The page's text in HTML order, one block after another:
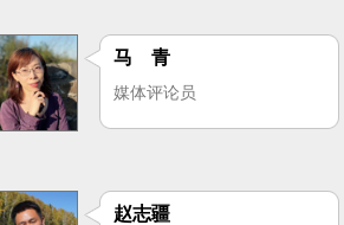
马 青
媒体评论员
赵志疆